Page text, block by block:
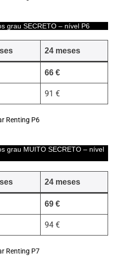
grau SECRETO – nível P6
24 meses
66 €
91 €
Renting P6
grau MUITO SECRETO – nível
24 meses
69 €
94 €
Renting P7